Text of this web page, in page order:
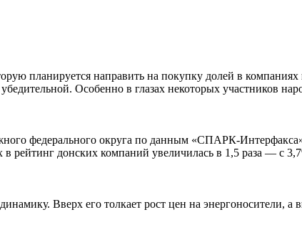
планируется направить на покупку долей в
Особенно в глазах некоторых участников
федерального округа по данным «СПАРК-
донских компаний увеличилась в 1,5 раза — с
Вверх его толкает рост цен на энергоносители, а